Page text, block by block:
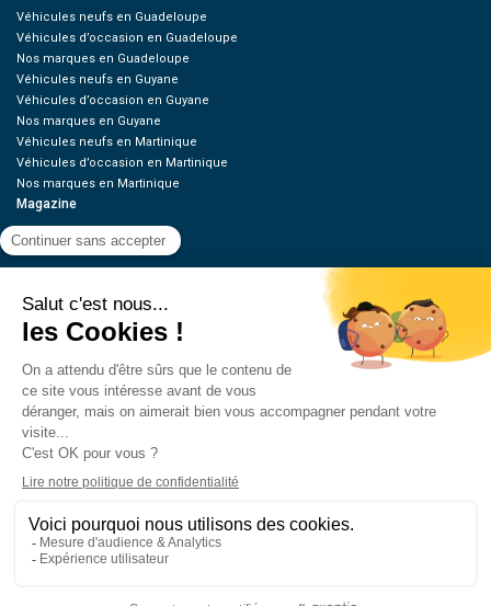
Véhicules neufs en Guadeloupe
Véhicules d’occasion en Guadeloupe
Nos marques en Guadeloupe
Véhicules neufs en Guyane
Véhicules d’occasion en Guyane
Nos marques en Guyane
Véhicules neufs en Martinique
Véhicules d’occasion en Martinique
Nos marques en Martinique
Magazine
Offres d’emplois
Ressources
Contact
Qui sommes-nous
Estimez votre voiture
FAQ
Mentions légales